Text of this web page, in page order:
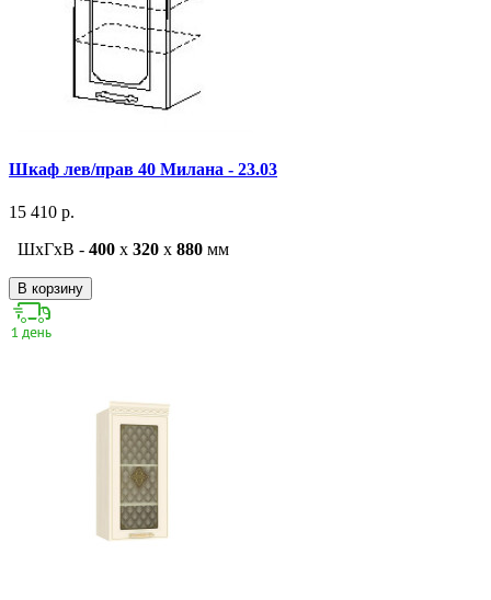
Шкаф лев/прав 40 Милана - 23.03
15 410 р.
ШxГxВ - 400 x 320 x 880 мм
В корзину